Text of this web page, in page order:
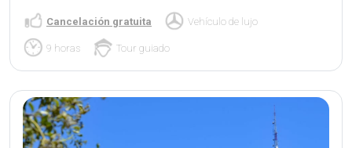
Cancelación gratuita Vehículo de lujo
9 horas Tour guiado